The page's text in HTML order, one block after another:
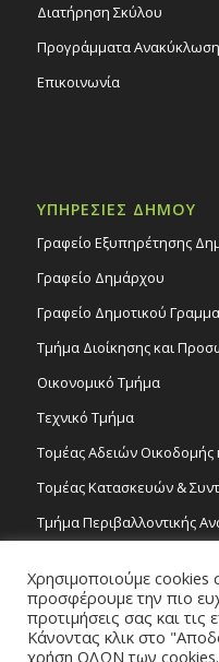
Διατήρηση Σκύλου
Προγράμματα
Επικοινωνία
ΥΠΗΡΕΣΙΕΣ ΔΗΜΟΥ
Γραφείο Εξυπηρέτησης
Γραφείο Δημάρχου
Γραφείο Δημοτικού
Τμήμα Διοίκησης και
Οικονομικό Τμήμα
Τεχνικό Τμήμα
Τομέας Αδειών Οικοδομής
Τομέας Κατασκευών &
Τμήμα Περιβαλλοντικής
Τομέας Γραμμάτων και
Τροχονομία
Χρησιμοποιούμε cookies
προσφέρουμε την πιο
προτιμήσεις σας και τις
Κάνοντας κλικ στο
χρήση ΟΛΩΝ των